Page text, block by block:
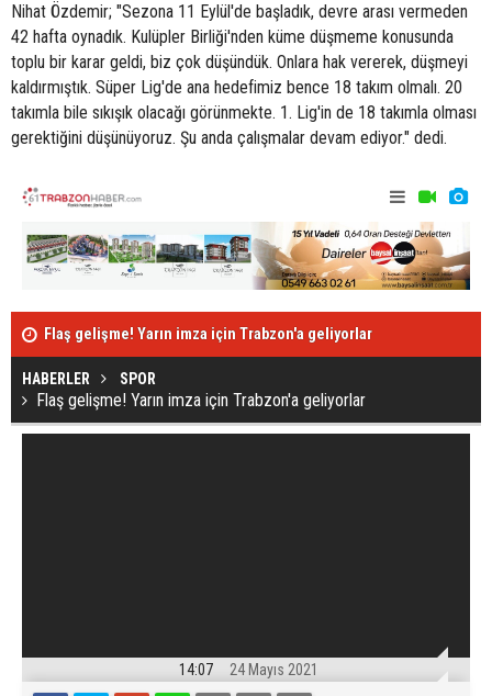
Nihat Özdemir; "Sezona 11 Eylül'de başladık, devre arası vermeden
42 hafta oynadık. Kulüpler Birliği'nden küme düşmeme konusunda
toplu bir karar geldi, biz çok düşündük. Onlara hak vererek, düşmeyi
kaldırmıştık. Süper Lig'de ana hedefimiz bence 18 takım olmalı. 20
takımla bile sıkışık olacağı görünmekte. 1. Lig'in de 18 takımla olması
gerektiğini düşünüyoruz. Şu anda çalışmalar devam ediyor." dedi.
Flaş gelişme! Yarın imza için Trabzon'a geliyorlar
HABERLER SPOR
Flaş gelişme! Yarın imza için Trabzon'a geliyorlar
14:07 24 Mayıs 2021